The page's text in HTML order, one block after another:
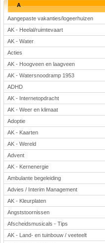
A
Aangepaste vakanties/logeerhuizen
AK - Heelal/ruimtevaart
AK - Water
Acties
AK - Hoogveen en laagveen
AK - Watersnoodramp 1953
ADHD
AK - Internetopdracht
AK - Weer en klimaat
Adoptie
AK - Kaarten
AK - Wereld
Advent
AK - Kernenergie
Ambulante begeleiding
Advies / Interim Management
AK - Kleurplaten
Angststoornissen
Afscheidsmusicals - Tips
AK - Land- en tuinbouw / veeteelt